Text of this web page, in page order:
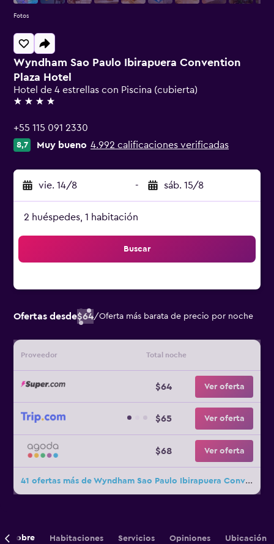
Wyndham Sao Paulo Ibirapuera Convention
Plaza Hotel
Hotel de 4 estrellas con Piscina (cubierta)
4 estrellas
+55 115 091 2330
8,7 Muy bueno 4.992 calificaciones verificadas
vie. 14/8 - sáb. 15/8
2 huéspedes, 1 habitación
Buscar
Ofertas desde$64/Oferta más barata de precio por noche
Proveedor Total noche
$64 Ver oferta
$65 Ver oferta
$68 Ver oferta
41 ofertas más de Wyndham Sao Paulo Ibirapuera Convention Plaza Hotel
Fotos
Sobre Habitaciones Servicios Opiniones Ubicación